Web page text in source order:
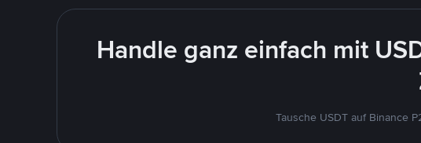
Handle ganz einfach mit
Tausche USDT auf Binance